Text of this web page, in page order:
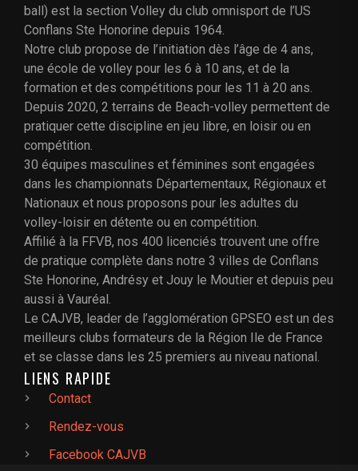
ball) est la section Volley du club omnisport de l’US
Conflans Ste Honorine depuis 1964.
Notre club propose de l’initiation dès l’âge de 4 ans,
une école de volley pour les 6 à 10 ans, et de la
formation et des compétitions pour les 11 à 20 ans.
Depuis 2020, 2 terrains de Beach-volley permettent de
pratiquer cette discipline en jeu libre, en loisir ou en
compétition.
30 équipes masculines et féminines sont engagées
dans les championnats Départementaux, Régionaux et
Nationaux et nous proposons pour les adultes du
volley-loisir en détente ou en compétition.
Affilié à la FFVB, nos 400 licenciés trouvent une offre
de pratique complète dans notre 3 villes de Conflans
Ste Honorine, Andrésy et Jouy le Moutier et depuis peu
aussi à Vauréal.
Le CAJVB, leader de l’agglomération GPSEO est un des
meilleurs clubs formateurs de la Région Ile de France
et se classe dans les 25 premiers au niveau national.
LIENS RAPIDE
Contact
Rendez-vous
Facebook CAJVB